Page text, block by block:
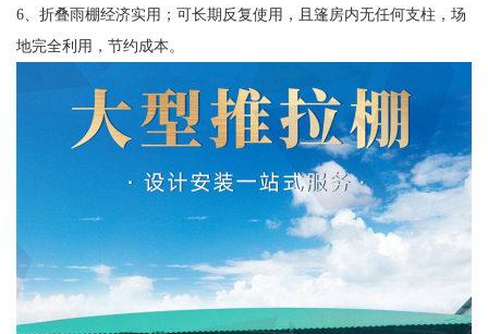
6、折叠雨棚经济实用；可长期反复使用，且篷房内无任何支柱，场
地完全利用，节约成本。